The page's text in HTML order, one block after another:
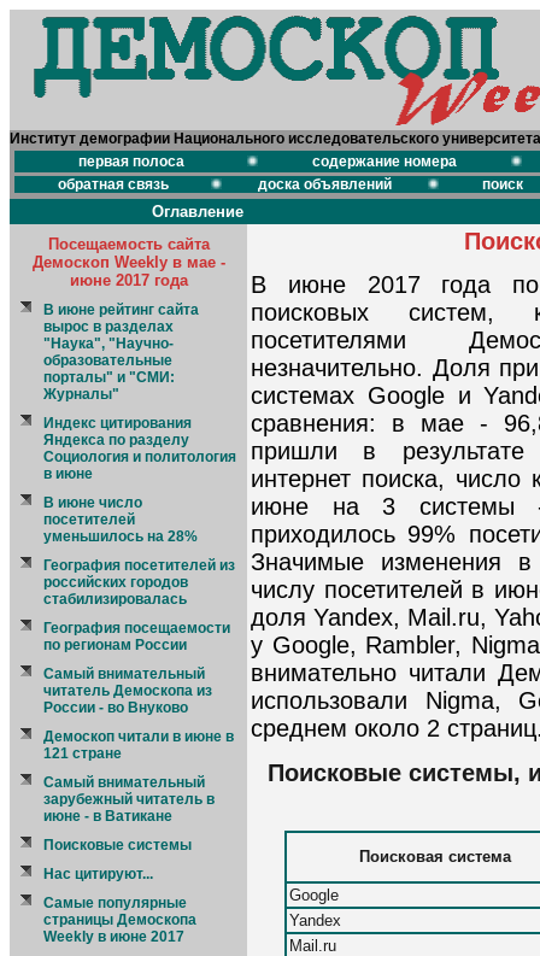
Институт демографии Национального исследовательского
первая полоса
содержание номера
обратная связь
доска объявлений поиск
Оглавление
Посещаемость сайта
Демоскоп Weekly в мае -
июне 2017 года
В июне рейтинг сайта
вырос в разделах
"Наука", "Научно-
образовательные
порталы" и "СМИ:
Журналы"
Индекс цитирования
Яндекса по разделу
Социология и политология
в июне
В июне число
посетителей
уменьшилось на 28%
География посетителей из
российских городов
стабилизировалась
География посещаемости
по регионам России
Cамый внимательный
читатель Демоскопа из
России - во Внуково
Демоскоп читали в июне в
121 стране
Самый внимательный
зарубежный читатель в
июне - в Ватикане
Поисковые системы
Нас цитируют...
Самые популярные
страницы Демоскопа
Weekly в июне 2017
В июне 2017 года
поисковых систем,
посетителями
незначительно. Доля
системах Google и
сравнения: в мае -
пришли в результате
интернет поиска,
июне на 3 системы
приходилось 99%
Значимые изменения в
числу посетителей в
доля Yandex, Mail.ru,
у Google, Rambler,
внимательно читали
использовали Nigma,
среднем около 2
Поисковые системы,
Поисковая система
Google
Yandex
Mail.ru